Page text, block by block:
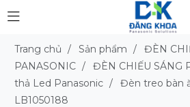
Trang chủ / Sản phẩm /
ĐÈN
PANASONIC / ĐÈN CHIẾU SÁNG
thả Led Panasonic /
Đèn treo bàn
LB1050188